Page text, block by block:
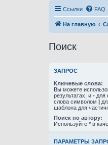
Ссылки FAQ
На главную
Поиск
ЗАПРОС
Ключевые слова:
Вы можете
результатах, и - для
слова символом |
шаблона для
Поиск по автору:
Используйте * в
ПАРАМЕТРЫ